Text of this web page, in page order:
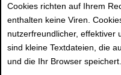
Cookies richten auf Ihrem
enthalten keine Viren.
nutzerfreundlicher, effektiver
sind kleine Textdateien, die
und die Ihr Browser speichert.